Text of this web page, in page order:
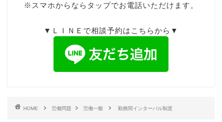
※スマホからならタップでお電話いただけます。
▼ＬＩＮＥで相談予約はこちらから▼
HOME 労働問題 労働一般 勤務間インターバル制度